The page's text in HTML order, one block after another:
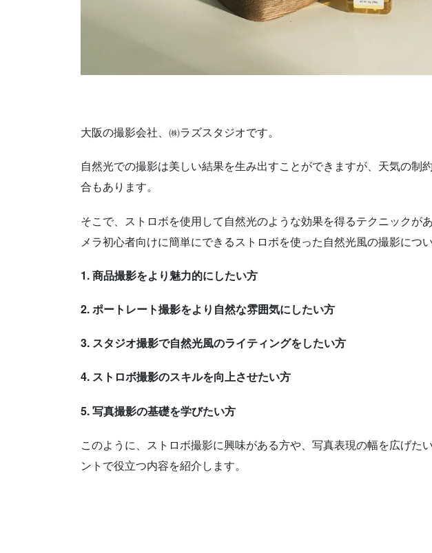
大阪の撮影会社、㈱ラズスタジオです。
自然光での撮影は美しい結果を生み出すことができますが、天気の制
合もあります。
そこで、ストロボを使用して自然光のような効果を得るテクニックが
メラ初心者向けに簡単にできるストロボを使った自然光風の撮影につい
1. 商品撮影をより魅力的にしたい方
2. ポートレート撮影をより自然な雰囲気にしたい方
3. スタジオ撮影で自然光風のライティングをしたい方
4. ストロボ撮影のスキルを向上させたい方
5. 写真撮影の基礎を学びたい方
このように、ストロボ撮影に興味がある方や、写真表現の幅を広げた
ントで役立つ内容を紹介します。